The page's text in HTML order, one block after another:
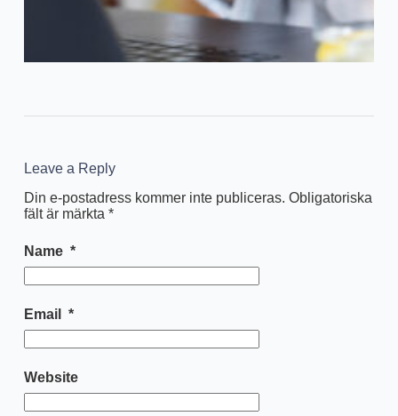
Leave a Reply
Din e-postadress kommer inte publiceras. Obligatoriska
fält är märkta *
Name *
Email *
Website